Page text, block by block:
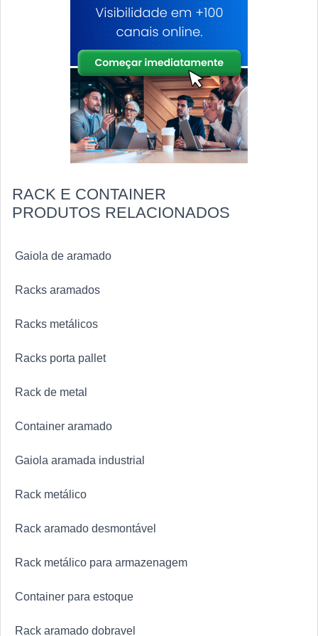
escritório de alta qualidade onde são realizadas as
atividades e modernos softwares de cálculos. Todos
esses fatores, agregados a uma equipe multidisciplinar
de consultores associados e profissionais com vasta
experiência na área de atuação, garantem a melhor
experiência para os clientes com qualidade.
RACK E CONTAINER
PRODUTOS RELACIONADOS
Gaiola de aramado
Racks aramados
Racks metálicos
Racks porta pallet
Rack de metal
Container aramado
Gaiola aramada industrial
Rack metálico
Rack aramado desmontável
Rack metálico para armazenagem
Container para estoque
Rack aramado dobravel